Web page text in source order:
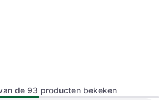
de 93 producten bekeken